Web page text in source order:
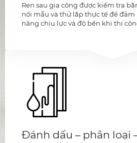
Ren sau gia công được kiểm tra
nối mẫu và thử lắp thực tế để đảm
năng chịu lực và độ bền khi thi
Đánh dấu – phân loại